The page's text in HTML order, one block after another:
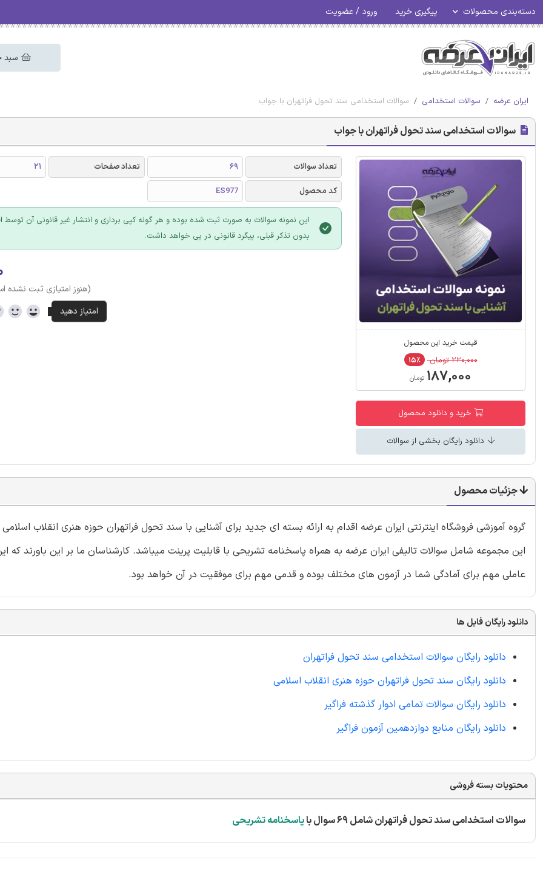
دسته‌بندی محصولات پیگیری خرید ورود / عضویت
سبد
ایران عرضه سوالات استخدامی سوالات استخدامی سند تحول فراتهران با جواب
سوالات استخدامی سند تحول فراتهران با جواب
قیمت خرید این محصول
۲۲۰,۰۰۰ تومان ۱۵٪
۱۸۷,۰۰۰ تومان
خرید و دانلود محصول
دانلود رایگان بخشی از سوالات
تعداد سوالات 69 تعداد صفحات
21
کد محصول
ES977
این نمونه سوالات به صورت ثبت شده بوده و هر گونه کپی برداری و انتشار غیر قانونی آن توسط
بدون تذکر قبلی، پیگرد قانونی در پی خواهد داشت.
(هنوز امتیازی ثبت نشده
جزئیات محصول
گروه آموزشی فروشگاه اینترنتی ایران عرضه اقدام به ارائه بسته ای جدید برای آشنایی با سند تحول فراتهران حوزه هنری انقلاب
این مجموعه شامل سوالات تالیفی ایران عرضه به همراه پاسخنامه تشریحی با قابلیت پرینت میباشد. کارشناسان ما بر این باورند که
عاملی مهم برای آمادگی شما در آزمون های مختلف بوده و قدمی مهم برای موفقیت در آن خواهد بود.
دانلود رایگان فایل ها
دانلود رایگان سوالات استخدامی سند تحول فراتهران
دانلود رایگان سند تحول فراتهران حوزه هنری انقلاب اسلامی
دانلود رایگان سوالات تمامی ادوار گذشته فراگیر
دانلود رایگان منابع دوازدهمین آزمون فراگیر
محتویات بسته فروشی
سوالات استخدامی سند تحول فراتهران شامل 69 سوال با پاسخنامه تشریحی